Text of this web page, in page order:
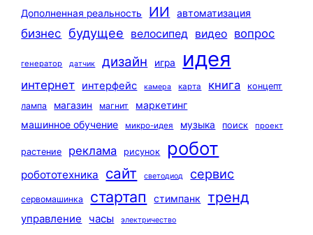
Дополненная реальность ИИ автоматизация
бизнес будущее велосипед видео вопрос
генератор датчик дизайн игра идея
интернет интерфейс камера карта книга
концепт
лампа
магазин магнит
маркетинг
машинное обучение
микро-идея музыка поиск проект
растение реклама рисунок робот
робототехника сайт светодиод сервис
сервомашинка стартап стимпанк тренд
управление часы электричество